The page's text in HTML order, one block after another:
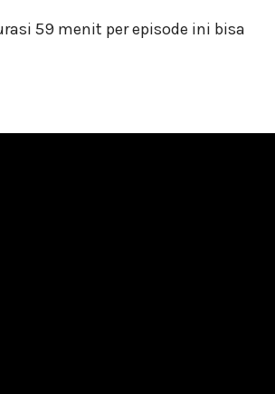
59 menit per episode ini bisa